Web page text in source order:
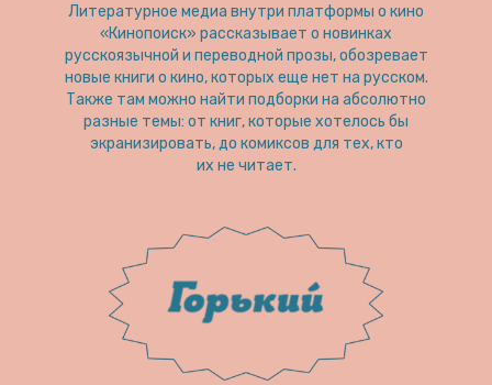
Литературное медиа внутри платформы о кино
«Кинопоиск» рассказывает о новинках
русскоязычной и переводной прозы, обозревает
новые книги о кино, которых еще нет на русском.
Также там можно найти подборки на абсолютно
разные темы: от книг, которые хотелось бы
экранизировать, до комиксов для тех, кто
их не читает.